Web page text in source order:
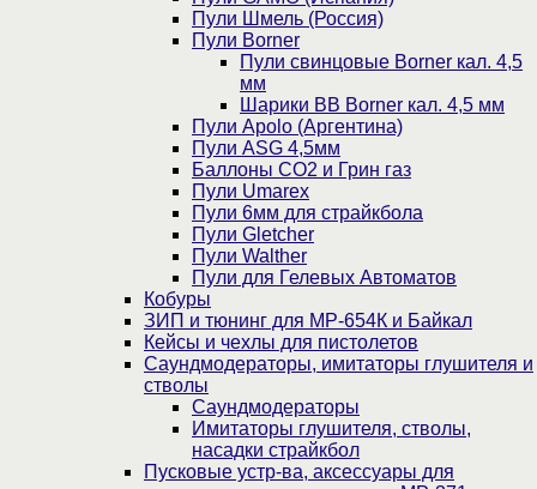
Пули Шмель (Россия)
Пули Borner
Пули свинцовые Borner кал. 4,5
мм
Шарики BB Borner кал. 4,5 мм
Пули Apolo (Аргентина)
Пули ASG 4,5мм
Баллоны CO2 и Грин газ
Пули Umarex
Пули 6мм для страйкбола
Пули Gletcher
Пули Walther
Пули для Гелевых Автоматов
Кобуры
ЗИП и тюнинг для МР-654К и Байкал
Кейсы и чехлы для пистолетов
Саундмодераторы, имитаторы глушителя и
стволы
Саундмодераторы
Имитаторы глушителя, стволы,
насадки страйкбол
Пусковые устр-ва, аксессуары для